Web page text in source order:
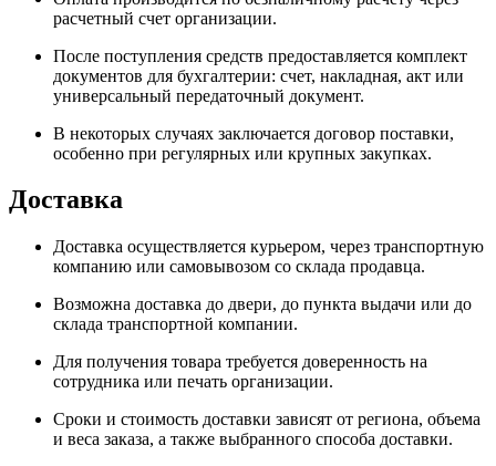
расчетный счет организации.
После поступления средств предоставляется комплект
документов для бухгалтерии: счет, накладная, акт или
универсальный передаточный документ.
В некоторых случаях заключается договор поставки,
особенно при регулярных или крупных закупках.
Доставка
Доставка осуществляется курьером, через транспортную
компанию или самовывозом со склада продавца.
Возможна доставка до двери, до пункта выдачи или до
склада транспортной компании.
Для получения товара требуется доверенность на
сотрудника или печать организации.
Сроки и стоимость доставки зависят от региона, объема
и веса заказа, а также выбранного способа доставки.